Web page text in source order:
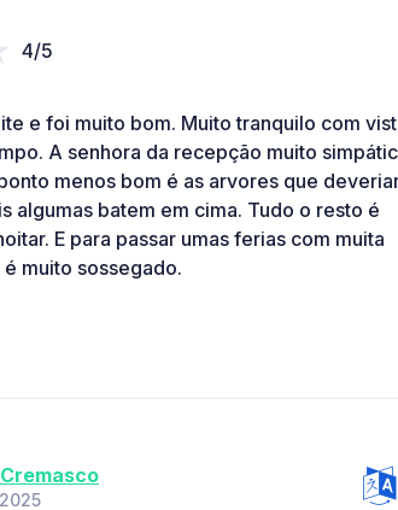
4/5
e foi muito bom. Muito tranquilo com
A senhora da recepção muito
menos bom é as arvores que
algumas batem em cima. Tudo o resto é
E para passar umas ferias com muita
muito sossegado.